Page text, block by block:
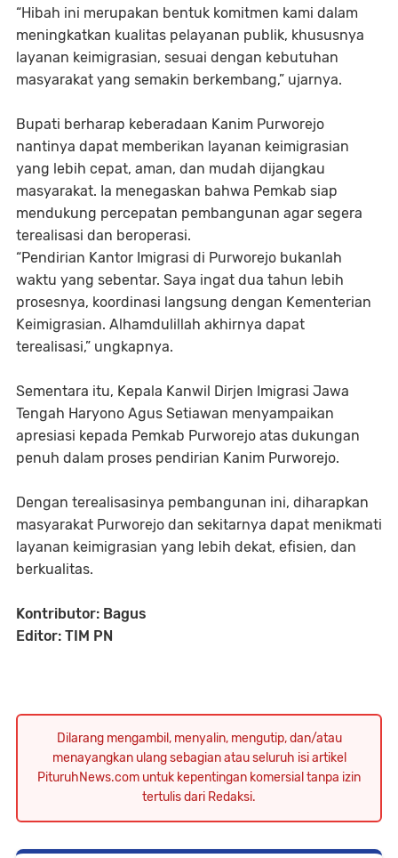
“Hibah ini merupakan bentuk komitmen kami dalam
meningkatkan kualitas pelayanan publik, khususnya
layanan keimigrasian, sesuai dengan kebutuhan
masyarakat yang semakin berkembang,” ujarnya.
Bupati berharap keberadaan Kanim Purworejo
nantinya dapat memberikan layanan keimigrasian
yang lebih cepat, aman, dan mudah dijangkau
masyarakat. Ia menegaskan bahwa Pemkab siap
mendukung percepatan pembangunan agar segera
terealisasi dan beroperasi.
“Pendirian Kantor Imigrasi di Purworejo bukanlah
waktu yang sebentar. Saya ingat dua tahun lebih
prosesnya, koordinasi langsung dengan Kementerian
Keimigrasian. Alhamdulillah akhirnya dapat
terealisasi,” ungkapnya.
Sementara itu, Kepala Kanwil Dirjen Imigrasi Jawa
Tengah Haryono Agus Setiawan menyampaikan
apresiasi kepada Pemkab Purworejo atas dukungan
penuh dalam proses pendirian Kanim Purworejo.
Dengan terealisasinya pembangunan ini, diharapkan
masyarakat Purworejo dan sekitarnya dapat menikmati
layanan keimigrasian yang lebih dekat, efisien, dan
berkualitas.
Kontributor: Bagus
Editor: TIM PN
Dilarang mengambil, menyalin, mengutip, dan/atau
menayangkan ulang sebagian atau seluruh isi artikel
PituruhNews.com untuk kepentingan komersial tanpa izin
tertulis dari Redaksi.